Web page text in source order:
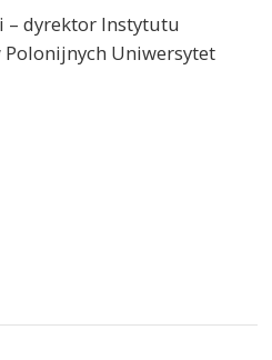
– dyrektor Instytutu
Uniwersytet